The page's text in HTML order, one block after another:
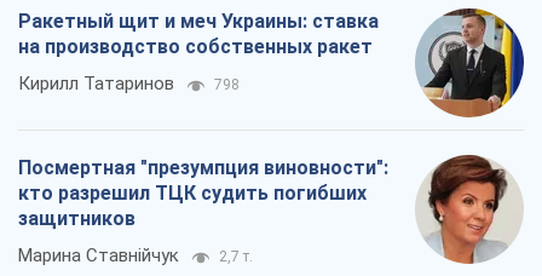
Ракетный щит и меч Украины: ставка
на производство собственных ракет
Кирилл Татаринов 798
Посмертная "презумпция виновности":
кто разрешил ТЦК судить погибших
защитников
Марина Ставнійчук 2,7 т.